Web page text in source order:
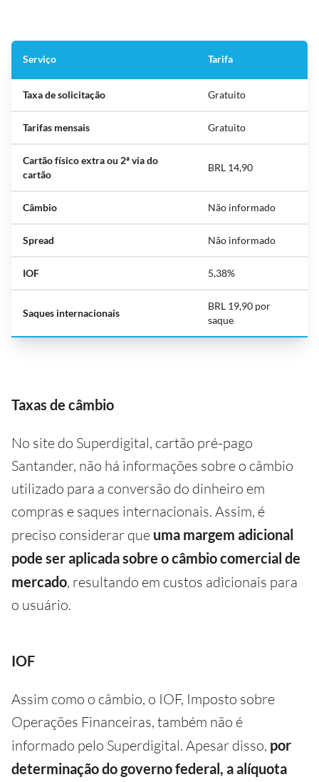
Serviço Tarifa
Taxa de solicitação Gratuito
Tarifas mensais Gratuito
Cartão físico extra ou 2ª via do
cartão
BRL 14,90
Câmbio Não informado
Spread Não informado
IOF 5,38%
Saques internacionais
BRL 19,90 por
saque
Taxas de câmbio
No site do Superdigital, cartão pré-pago
Santander, não há informações sobre o câmbio
utilizado para a conversão do dinheiro em
compras e saques internacionais. Assim, é
preciso considerar que uma margem adicional
pode ser aplicada sobre o câmbio comercial de
mercado, resultando em custos adicionais para
o usuário.
IOF
Assim como o câmbio, o IOF, Imposto sobre
Operações Financeiras, também não é
informado pelo Superdigital. Apesar disso, por
determinação do governo federal, a alíquota